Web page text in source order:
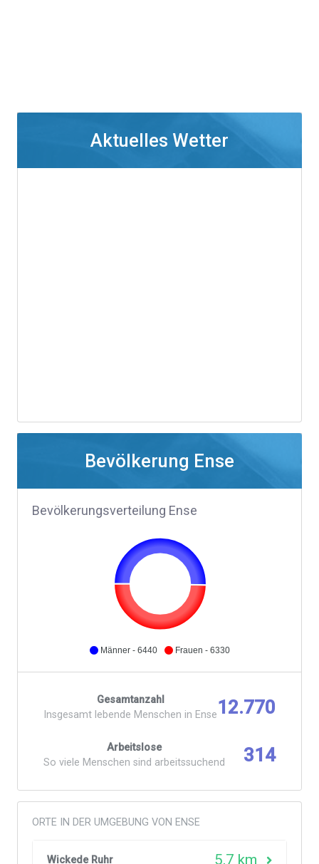
Aktuelles Wetter
Bevölkerung Ense
Bevölkerungsverteilung Ense
Männer - 6440 Frauen - 6330
Gesamtanzahl
Insgesamt lebende Menschen in Ense12.770
Arbeitslose
So viele Menschen sind arbeitssuchend
314
ORTE IN DER UMGEBUNG VON ENSE
Wickede Ruhr 5,7 km